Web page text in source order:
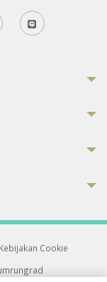
Kebijakan Cookie